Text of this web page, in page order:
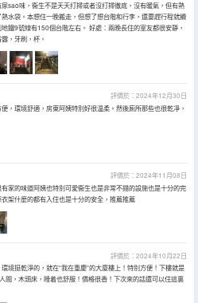
sao味，衞生不是天天打掃或者沒打掃徹底，沒有暖氣，但有熱
水袋。本想住一晚搬走，但想了想台階和行李，還要趕行程就續
鐵9號線有150個台階左右。 好處：兩晚長住的室友都很安靜，
，牙刷，杯。
評價於：2024年12月30日
，環境舒適，房東阿姨特別好很温柔。然後廁所那些也很乾凈，
評價於：2024年11月08日
家的味道阿姨也特別可愛衞生也是非常不錯的設施也是十分的完
架什麼的都有入住也是十分的安全，推薦推薦
評價於：2024年10月22日
境挺乾淨的，就在“我在重慶”的大廈樓上！特別方便！下樓就是
間，木頭床，睡着也舒服！價格很香！下次來的話還可以住這裏